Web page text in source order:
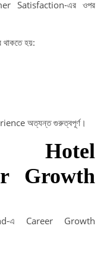
Satisfaction-এর ওপর
হয়:
অত্যন্ত গুরুত্বপূর্ণ।
Hotel
Growth
এ Career Growth